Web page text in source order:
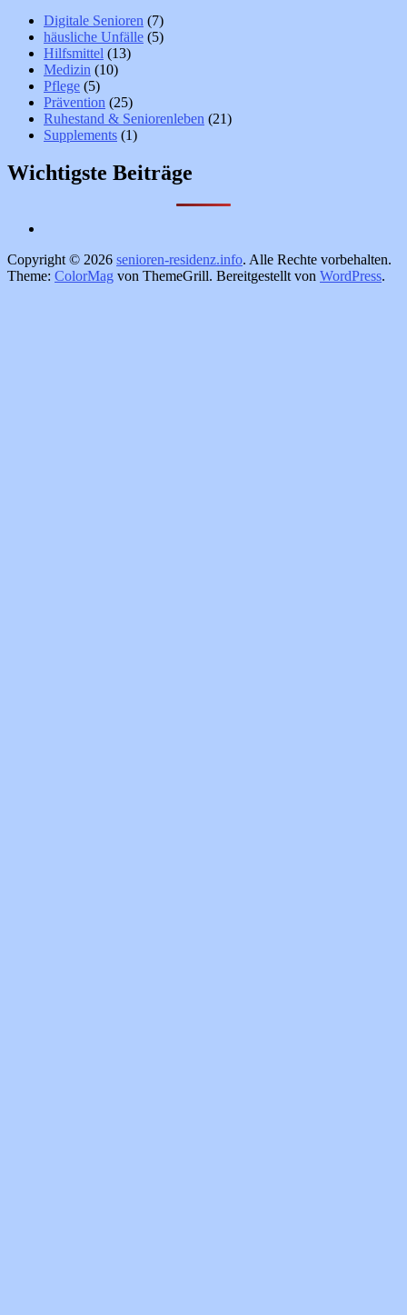
Digitale Senioren (7)
häusliche Unfälle (5)
Hilfsmittel (13)
Medizin (10)
Pflege (5)
Prävention (25)
Ruhestand & Seniorenleben (21)
Supplements (1)
Wichtigste Beiträge
Copyright © 2026 senioren-residenz.info. Alle Rechte vorbehalten.
Theme: ColorMag von ThemeGrill. Bereitgestellt von WordPress.